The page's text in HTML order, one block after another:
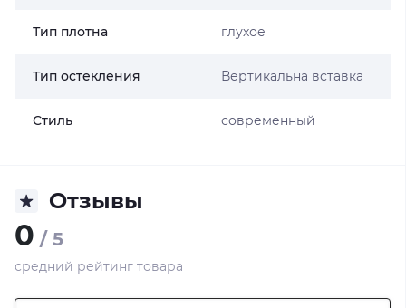
Тип плотна глухое
Тип остекления Вертикальна вставка
Стиль современный
Отзывы
0 / 5
средний рейтинг товара